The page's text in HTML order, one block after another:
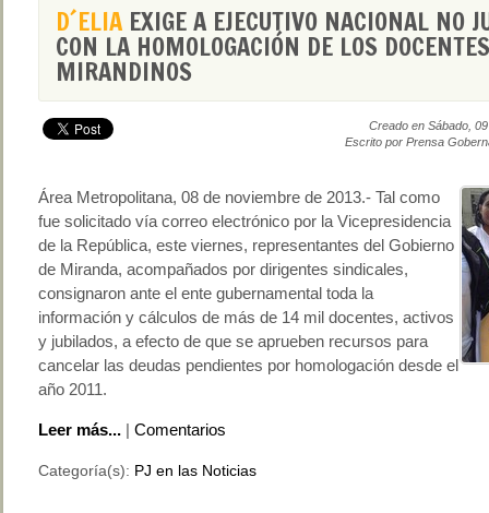
D´ELIA EXIGE A EJECUTIVO NACIONAL NO
CON LA HOMOLOGACIÓN DE LOS DOCENTES
MIRANDINOS
Creado en Sábado,
Escrito por Prensa
Área Metropolitana, 08 de noviembre de 2013.- Tal como
fue solicitado vía correo electrónico por la Vicepresidencia
de la República, este viernes, representantes del Gobierno
de Miranda, acompañados por dirigentes sindicales,
consignaron ante el ente gubernamental toda la
información y cálculos de más de 14 mil docentes, activos
y jubilados, a efecto de que se aprueben recursos para
cancelar las deudas pendientes por homologación desde el
año 2011.
Leer más... | Comentarios
Categoría(s): PJ en las Noticias